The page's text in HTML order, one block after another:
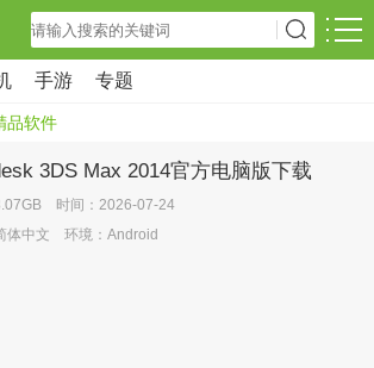
手游 专题
品软件
3DS Max 2014官方电脑版下载
时间：2026-07-24
体中文 环境：Android